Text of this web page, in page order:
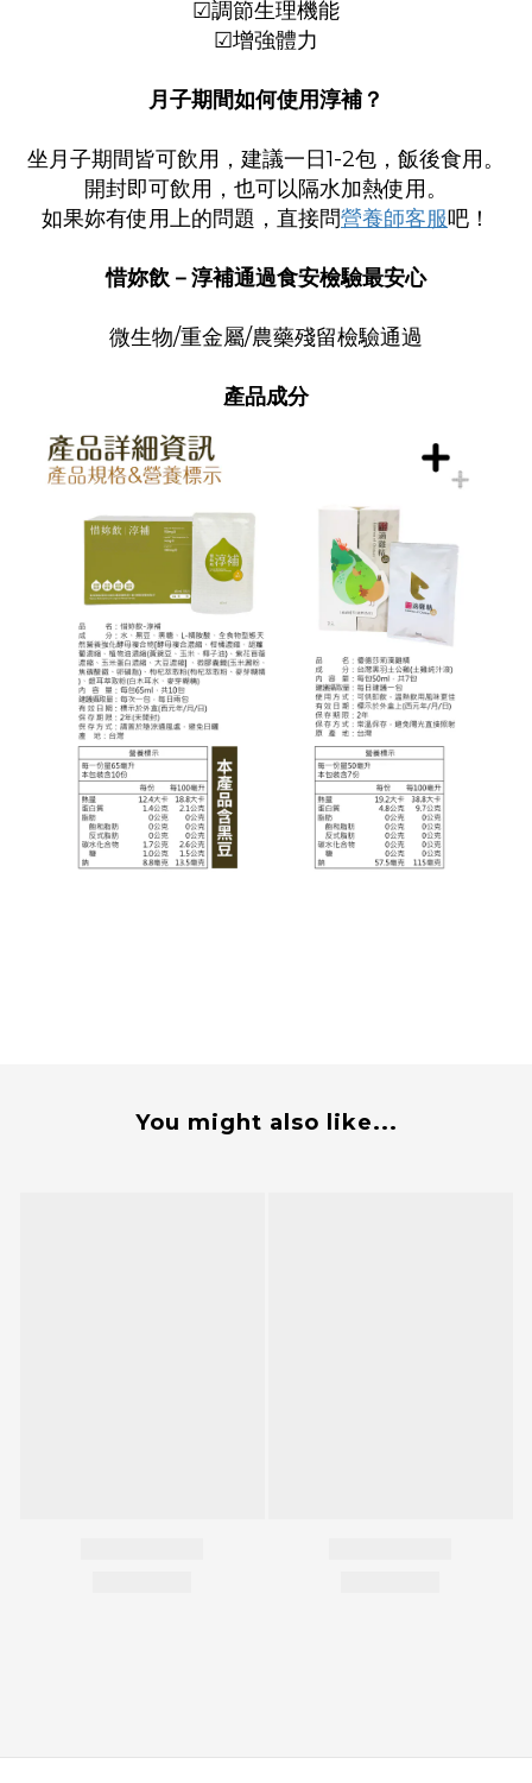
☑調節生理機能
☑增強體力
月子期間如何使用淳補？
坐月子期間皆可飲用，建議一日1-2包，飯後食用。
開封即可飲用，也可以隔水加熱使用。
如果妳有使用上的問題，直接問營養師客服吧！
惜妳飲－淳補通過食安檢驗最安心
微生物/重金屬/農藥殘留檢驗通過
產品成分
You might also like...